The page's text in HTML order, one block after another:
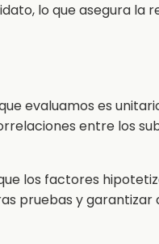
lo que asegura la
evaluamos es
entre los
los factores
pruebas y